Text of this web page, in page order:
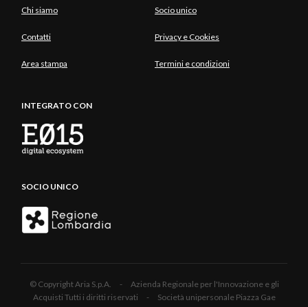
Chi siamo Socio unico
Contatti Privacy e Cookies
Area stampa Termini e condizioni
INTEGRATO CON
SOCIO UNICO
© Copyright Aria S.p.A. - Azienda Regionale per l'Innovazione e gli
Acquisti Tutti i diritti riservati - Società unipersonale Piazza Gae